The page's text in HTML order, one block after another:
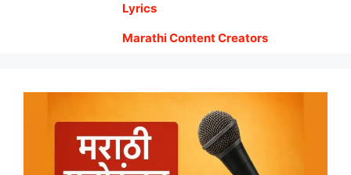
Lyrics
Marathi Content Creators